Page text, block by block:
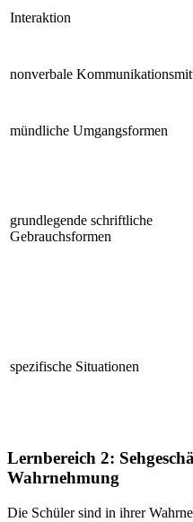
Interaktion
nonverbale
mündliche Umgangsformen
grundlegende schriftliche
Gebrauchsformen
spezifische Situationen
Lernbereich 2:
Wahrnehmung
Die Schüler sind in ihrer